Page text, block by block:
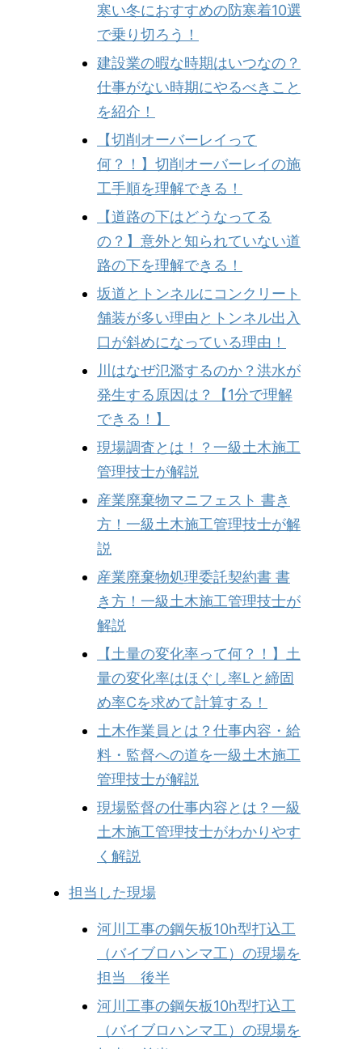
寒い冬におすすめの防寒着10選
で乗り切ろう！
建設業の暇な時期はいつなの？
仕事がない時期にやるべきこと
を紹介！
【切削オーバーレイって
何？！】切削オーバーレイの施
工手順を理解できる！
【道路の下はどうなってる
の？】意外と知られていない道
路の下を理解できる！
坂道とトンネルにコンクリート
舗装が多い理由とトンネル出入
口が斜めになっている理由！
川はなぜ氾濫するのか？洪水が
発生する原因は？【1分で理解
できる！】
現場調査とは！？一級土木施工
管理技士が解説
産業廃棄物マニフェスト 書き
方！一級土木施工管理技士が解
説
産業廃棄物処理委託契約書 書
き方！一級土木施工管理技士が
解説
【土量の変化率って何？！】土
量の変化率はほぐし率Lと締固
め率Cを求めて計算する！
土木作業員とは？仕事内容・給
料・監督への道を一級土木施工
管理技士が解説
現場監督の仕事内容とは？一級
土木施工管理技士がわかりやす
く解説
担当した現場
河川工事の鋼矢板10h型打込工
（バイブロハンマ工）の現場を
担当 後半
河川工事の鋼矢板10h型打込工
（バイブロハンマ工）の現場を